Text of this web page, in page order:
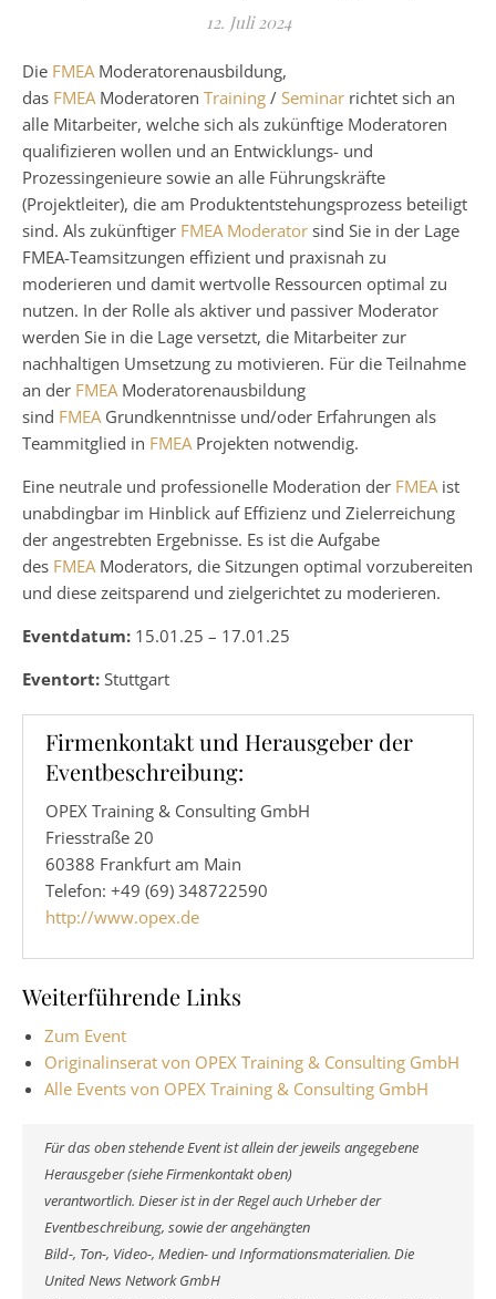
12. Juli 2024
Die FMEAModeratorenausbildung,
das FMEAModeratoren Training / Seminar richtet sich an
alle Mitarbeiter, welche sich als zukünftige Moderatoren
qualifizieren wollen und an Entwicklungs- und
Prozessingenieure sowie an alle Führungskräfte
(Projektleiter), die am Produktentstehungsprozess beteiligt
sind. Als zukünftiger FMEA Moderator sind Sie in der Lage
FMEA-Teamsitzungen effizient und praxisnah zu
moderieren und damit wertvolle Ressourcen optimal zu
nutzen. In der Rolle als aktiver und passiver Moderator
werden Sie in die Lage versetzt, die Mitarbeiter zur
nachhaltigen Umsetzung zu motivieren. Für die Teilnahme
an der FMEAModeratorenausbildung
sind FMEAGrundkenntnisse und/oder Erfahrungen als
Teammitglied in FMEAProjekten notwendig.
Eine neutrale und professionelle Moderation der FMEAist
unabdingbar im Hinblick auf Effizienz und Zielerreichung
der angestrebten Ergebnisse. Es ist die Aufgabe
des FMEAModerators, die Sitzungen optimal vorzubereiten
und diese zeitsparend und zielgerichtet zu moderieren.
Eventdatum: 15.01.25 – 17.01.25
Eventort: Stuttgart
Firmenkontakt und Herausgeber der
Eventbeschreibung:
OPEX Training & Consulting GmbH
Friesstraße 20
60388 Frankfurt am Main
Telefon: +49 (69) 348722590
http://www.opex.de
Weiterführende Links
Zum Event
Originalinserat von OPEX Training & Consulting GmbH
Alle Events von OPEX Training & Consulting GmbH
Für das oben stehende Event ist allein der jeweils angegebene
Herausgeber (siehe Firmenkontakt oben)
verantwortlich. Dieser ist in der Regel auch Urheber der
Eventbeschreibung, sowie der angehängten
Bild-, Ton-, Video-, Medien- und Informationsmaterialien. Die
United News Network GmbH